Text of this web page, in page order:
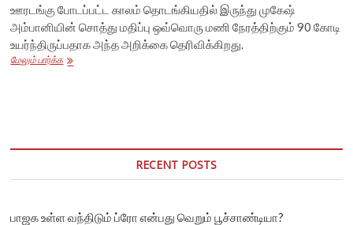
ஊரடங்கு போடப்பட்ட காலம் தொடங்கியதில் இருந்து முகேஷ்
அம்பானியின் சொத்து மதிப்பு ஒவ்வொரு மணி நேரத்திற்கும் 90 கோடி
உயர்ந்திருப்பதாக அந்த அறிக்கை தெரிவிக்கிறது.
மேலும் பார்க்கஊரடங்கின்போது
RECENT POSTS
பாஜக உள்ள வந்திடும் ப்ரோ என்பது வெறும் பூச்சாண்டியா?